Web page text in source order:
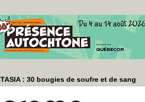
: 30 bougies de soufre et de sang